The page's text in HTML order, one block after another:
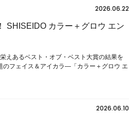
2026.06.22
SHISEIDO カラー＋グロウ エン
えあるベスト・オブ・ベスト大賞の結果を
のフェイス＆アイカラ―「カラー＋グロウ エ
2026.06.10